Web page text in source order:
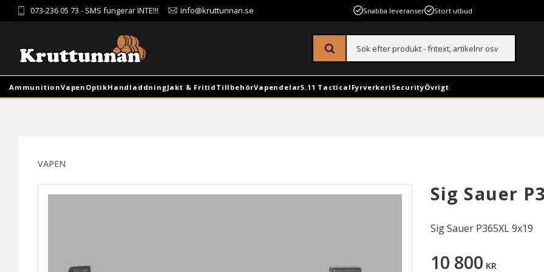
073-236 05 73 - SMS fungerar INTE!!! info@kruttunnan.se Snabba leveranser Stort utbud
AmmunitionVapen OptikHandladdningJakt & Fritid TillbehörVapendelar5.11 Tactical Fyrverkeri SecurityÖvrigt
VAPEN
Sig Sauer
Sig Sauer P365XL 9x19
10 800 KR